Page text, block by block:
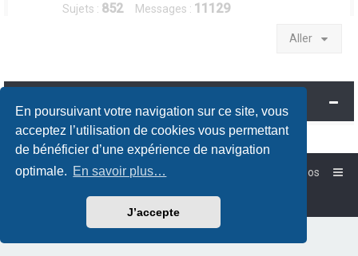
En poursuivant votre navigation sur ce site, vous
acceptez l’utilisation de cookies vous permettant
de bénéficier d’une expérience de navigation
optimale. En savoir plus…
J’accepte
Sujets : 852Messages : 11129
Aller
Accueil Forum-Debian.fr
À propos
Traduction française officielle